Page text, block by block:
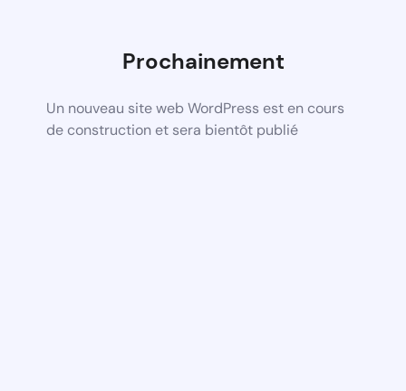
Prochainement
Un nouveau site web WordPress est en cours
de construction et sera bientôt publié